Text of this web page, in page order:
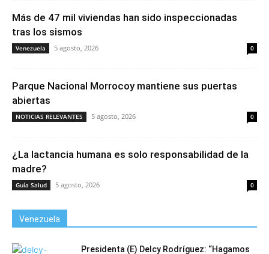
Más de 47 mil viviendas han sido inspeccionadas
tras los sismos
Venezuela 5 agosto, 2026 0
Parque Nacional Morrocoy mantiene sus puertas
abiertas
NOTICIAS RELEVANTES 5 agosto, 2026 0
¿La lactancia humana es solo responsabilidad de la
madre?
Guía Salud 5 agosto, 2026 0
Venezuela
Presidenta (E) Delcy Rodríguez: “Hagamos